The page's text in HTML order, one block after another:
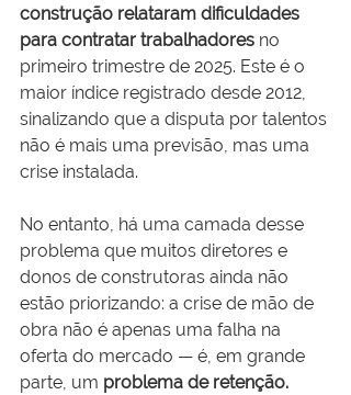
construção relataram dificuldades
para contratar trabalhadores no
primeiro trimestre de 2025. Este é o
maior índice registrado desde 2012,
sinalizando que a disputa por talentos
não é mais uma previsão, mas uma
crise instalada.
No entanto, há uma camada desse
problema que muitos diretores e
donos de construtoras ainda não
estão priorizando: a crise de mão de
obra não é apenas uma falha na
oferta do mercado — é, em grande
parte, um problema de retenção.